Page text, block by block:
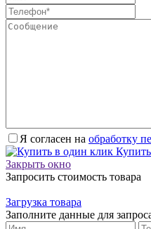
Я согласен на обработку
Закрыть окно
Запросить стоимость товара
Загрузка товара
Заполните данные для